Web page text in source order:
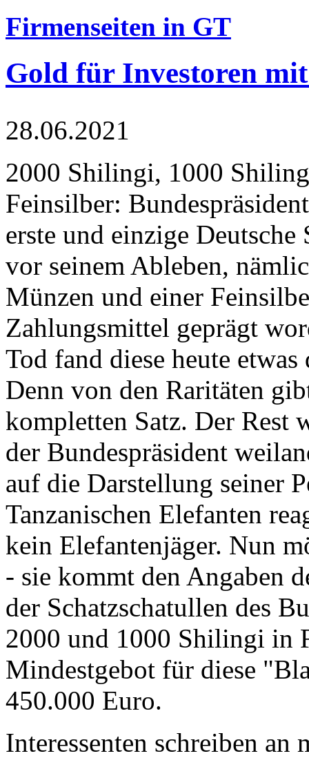
Firmenseiten in GT
Gold für Investoren
28.06.2021
2000 Shilingi, 1000
Feinsilber:
erste und einzige Deutsche
vor seinem Ableben,
Münzen und einer
Zahlungsmittel geprägt
Tod fand diese heute
Denn von den Raritäten
kompletten Satz. Der Rest
der Bundespräsident
auf die Darstellung seiner
Tanzanischen Elefanten
kein Elefantenjäger. Nun
- sie kommt den Angaben
der Schatzschatullen des
2000 und 1000 Shilingi in
Mindestgebot für diese
450.000 Euro.
Interessenten schreiben